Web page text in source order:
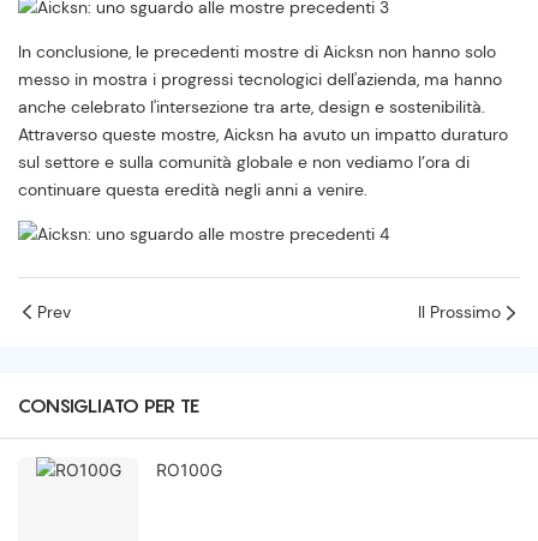
In conclusione, le precedenti mostre di Aicksn non hanno solo
messo in mostra i progressi tecnologici dell'azienda, ma hanno
anche celebrato l'intersezione tra arte, design e sostenibilità.
Attraverso queste mostre, Aicksn ha avuto un impatto duraturo
sul settore e sulla comunità globale e non vediamo l’ora di
continuare questa eredità negli anni a venire.
Prev Il Prossimo
CONSIGLIATO PER TE
RO100G